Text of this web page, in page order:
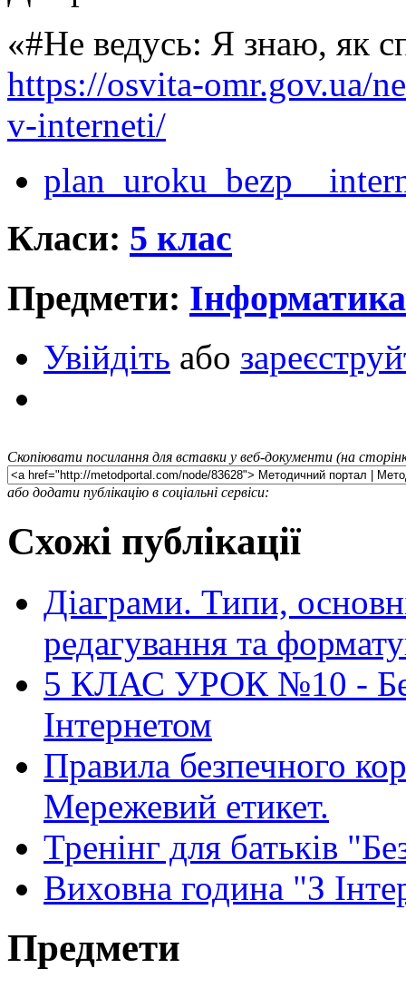
«#Не ведусь: Я знаю, як
https://osvita-omr.gov.ua/
v-interneti/
Класи: 5 клас
Предмети: Інформатика
Увійдіть або
Скопіювати посилання для вставки у веб-документи (на
або додати публікацію в соціальні сервіси:
Схожі публікації
Діаграми. Типи,
редагування та
5 КЛАС УРОК №10 -
Інтернетом
Правила безпечного
Мережевий етикет.
Тренінг для батьків
Виховна година "З
Предмети